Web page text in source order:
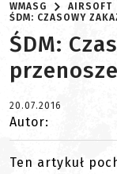
WMASG AIRSOFT
ŚDM: CZASOWY
ŚDM:
20.07.2016
Autor:
Ten artykuł